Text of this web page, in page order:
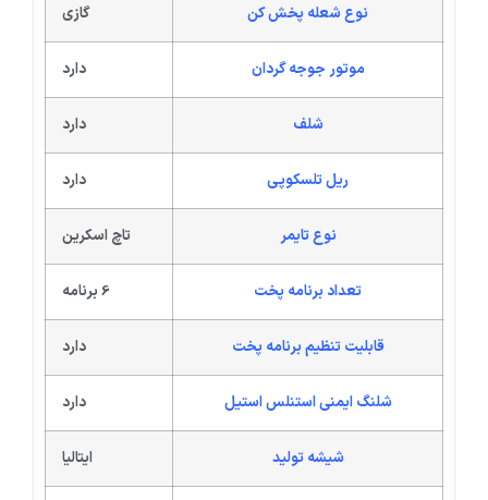
نوع شعله پخش کن گازی
موتور جوجه گردان دارد
شلف دارد
ریل تلسکوپی دارد
نوع تایمر تاچ اسکرین
تعداد برنامه پخت 6 برنامه
قابلیت تنظیم برنامه پخت دارد
شلنگ ایمنی استنلس استیل دارد
شیشه تولید ایتالیا